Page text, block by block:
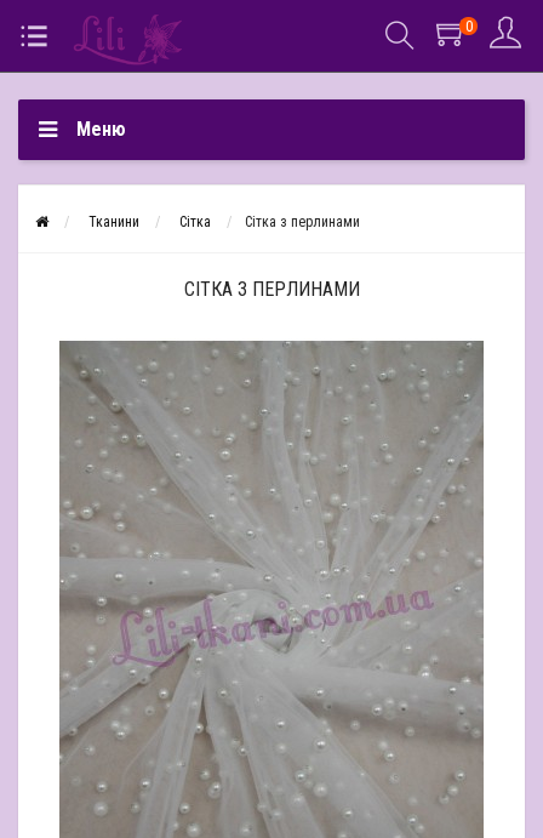
0
Меню
Тканини Сітка Сітка з перлинами
СІТКА З ПЕРЛИНАМИ